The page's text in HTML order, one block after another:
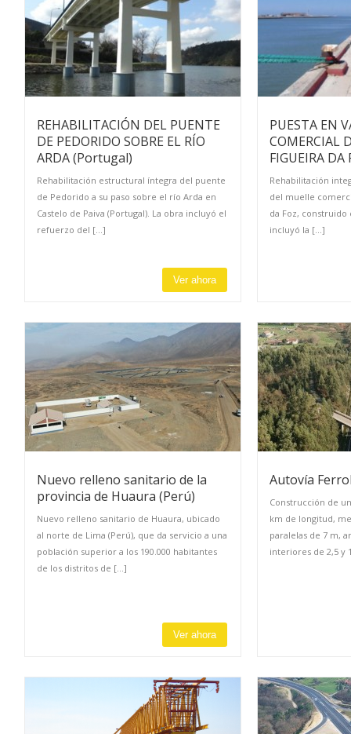
REHABILITACIÓN DEL PUENTE
DE PEDORIDO SOBRE EL RÍO
ARDA (Portugal)
Rehabilitación estructural íntegra del puente
de Pedorido a su paso sobre el río Arda en
Castelo de Paiva (Portugal). La obra incluyó el
refuerzo del [...]
Ver ahora
PUESTA EN
COMERCIAL
FIGUEIRA
Rehabilitación
del muelle
da Foz,
incluyó la [...]
Nuevo relleno sanitario de la
provincia de Huaura (Perú)
Nuevo relleno sanitario de Huaura, ubicado
al norte de Lima (Perú), que da servicio a una
población superior a los 190.000 habitantes
de los distritos de [...]
Ver ahora
Autovía
Construcción de
km de longitud,
paralelas de 7 m,
interiores de 2,5 y